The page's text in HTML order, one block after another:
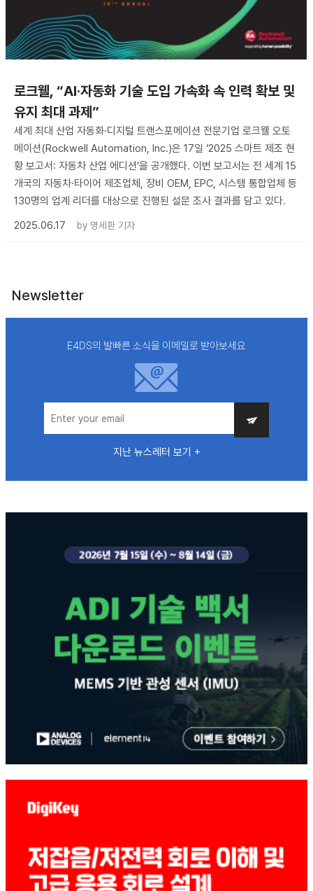
로크웰, “AI·자동화 기술 도입 가속화 속 인력 확보 및
유지 최대 과제”
세계 최대 산업 자동화·디지털 트랜스포메이션 전문기업 로크웰 오토
메이션(Rockwell Automation, Inc.)은 17일 ‘2025 스마트 제조 현
황 보고서: 자동차 산업 에디션’을 공개했다. 이번 보고서는 전 세계 15
개국의 자동차·타이어 제조업체, 장비 OEM, EPC, 시스템 통합업체 등
130명의 업계 리더를 대상으로 진행된 설문 조사 결과를 담고 있다.
2025.06.17
by 명세환 기자
Newsletter
E4DS의 발빠른 소식을 이메일로 받아보세요
지난 뉴스레터 보기 +